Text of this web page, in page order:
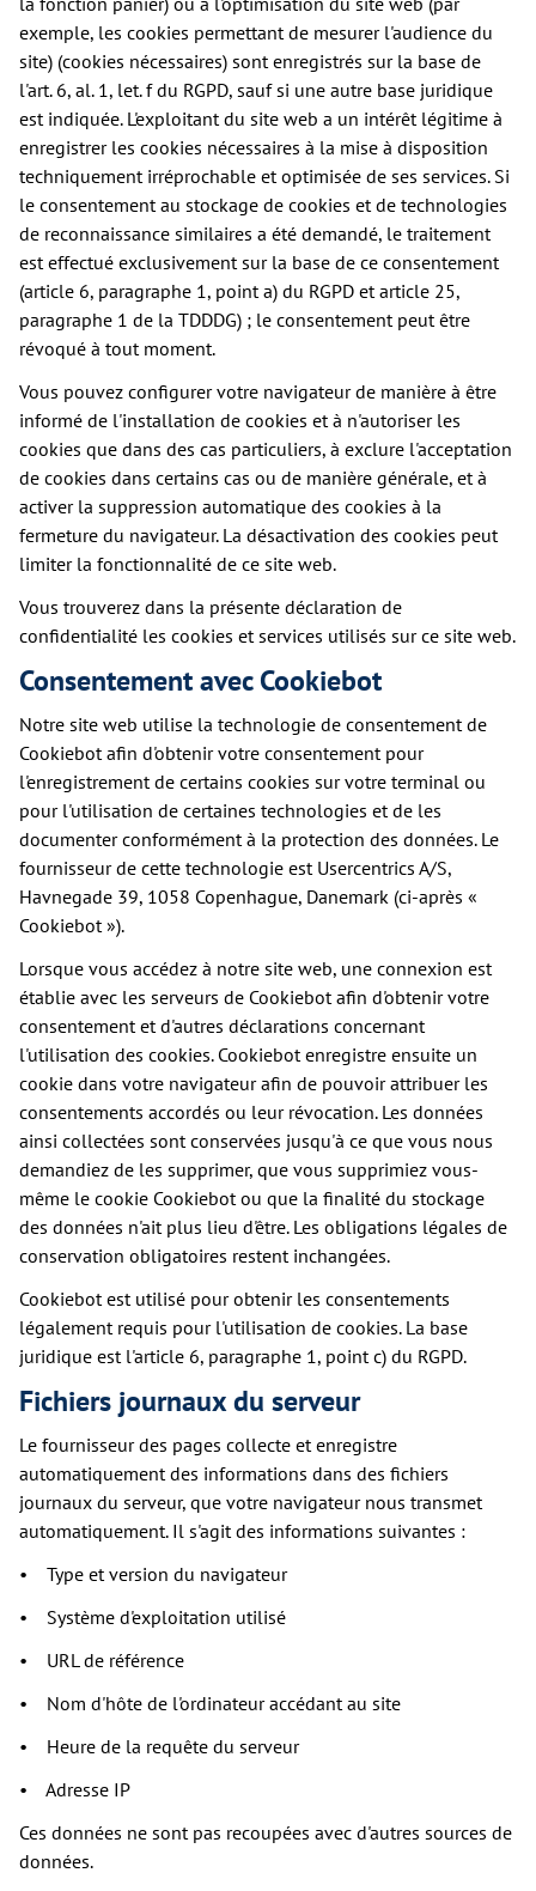
exemple, les cookies permettant de mesurer l'audience du
site) (cookies nécessaires) sont enregistrés sur la base de
l'art. 6, al. 1, let. f du RGPD, sauf si une autre base juridique
est indiquée. L'exploitant du site web a un intérêt légitime à
enregistrer les cookies nécessaires à la mise à disposition
techniquement irréprochable et optimisée de ses services. Si
le consentement au stockage de cookies et de technologies
de reconnaissance similaires a été demandé, le traitement
est effectué exclusivement sur la base de ce consentement
(article 6, paragraphe 1, point a) du RGPD et article 25,
paragraphe 1 de la TDDDG) ; le consentement peut être
révoqué à tout moment.
Vous pouvez configurer votre navigateur de manière à être
informé de l'installation de cookies et à n'autoriser les
cookies que dans des cas particuliers, à exclure l'acceptation
de cookies dans certains cas ou de manière générale, et à
activer la suppression automatique des cookies à la
fermeture du navigateur. La désactivation des cookies peut
limiter la fonctionnalité de ce site web.
Vous trouverez dans la présente déclaration de
confidentialité les cookies et services utilisés sur ce site web.
Consentement avec Cookiebot
Notre site web utilise la technologie de consentement de
Cookiebot afin d'obtenir votre consentement pour
l'enregistrement de certains cookies sur votre terminal ou
pour l'utilisation de certaines technologies et de les
documenter conformément à la protection des données. Le
fournisseur de cette technologie est Usercentrics A/S,
Havnegade 39, 1058 Copenhague, Danemark (ci-après «
Cookiebot »).
Lorsque vous accédez à notre site web, une connexion est
établie avec les serveurs de Cookiebot afin d'obtenir votre
consentement et d'autres déclarations concernant
l'utilisation des cookies. Cookiebot enregistre ensuite un
cookie dans votre navigateur afin de pouvoir attribuer les
consentements accordés ou leur révocation. Les données
ainsi collectées sont conservées jusqu'à ce que vous nous
demandiez de les supprimer, que vous supprimiez vous-
même le cookie Cookiebot ou que la finalité du stockage
des données n'ait plus lieu d'être. Les obligations légales de
conservation obligatoires restent inchangées.
Cookiebot est utilisé pour obtenir les consentements
légalement requis pour l'utilisation de cookies. La base
juridique est l'article 6, paragraphe 1, point c) du RGPD.
Fichiers journaux du serveur
Le fournisseur des pages collecte et enregistre
automatiquement des informations dans des fichiers
journaux du serveur, que votre navigateur nous transmet
automatiquement. Il s'agit des informations suivantes :
• Type et version du navigateur
• Système d'exploitation utilisé
• URL de référence
• Nom d'hôte de l'ordinateur accédant au site
• Heure de la requête du serveur
• Adresse IP
Ces données ne sont pas recoupées avec d'autres sources de
données.